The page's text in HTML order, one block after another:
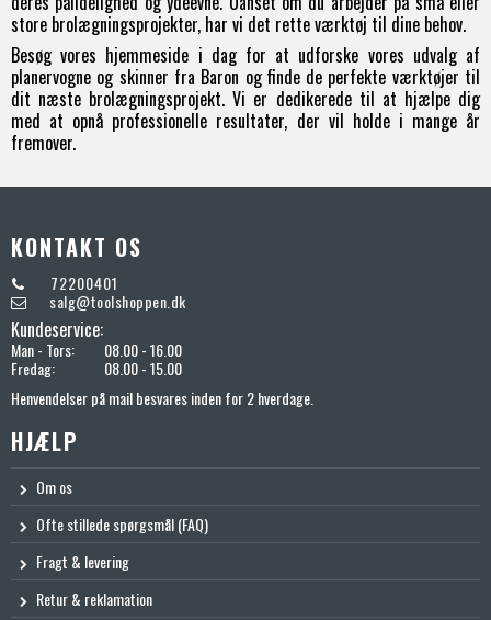
store brolægningsprojekter, har vi det rette værktøj til dine behov.
Besøg vores hjemmeside i dag for at udforske vores udvalg af
planervogne og skinner fra Baron og finde de perfekte værktøjer til
dit næste brolægningsprojekt. Vi er dedikerede til at hjælpe dig
med at opnå professionelle resultater, der vil holde i mange år
fremover.
KONTAKT OS
72200401
salg@toolshoppen.dk
Kundeservice:
Man - Tors:
08.00 - 16.00
Fredag:
08.00 - 15.00
Henvendelser på mail besvares inden for 2 hverdage.
HJÆLP
Om os
Ofte stillede spørgsmål (FAQ)
Fragt & levering
Retur & reklamation